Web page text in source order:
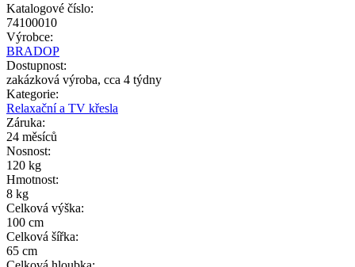
Katalogové číslo:
74100010
Výrobce:
BRADOP
Dostupnost:
zakázková výroba, cca 4 týdny
Kategorie:
Relaxační a TV křesla
Záruka:
24 měsíců
Nosnost:
120 kg
Hmotnost:
8 kg
Celková výška:
100 cm
Celková šířka:
65 cm